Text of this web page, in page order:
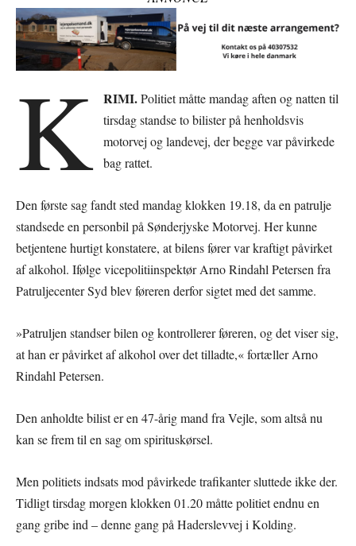
K RIMI.Politiet måtte mandag aften og natten til
tirsdag standse to bilister på henholdsvis
motorvej og landevej, der begge var påvirkede
bag rattet.
Den første sag fandt sted mandag klokken 19.18, da en patrulje
standsede en personbil på Sønderjyske Motorvej. Her kunne
betjentene hurtigt konstatere, at bilens fører var kraftigt påvirket
af alkohol. Ifølge vicepolitiinspektør Arno Rindahl Petersen fra
Patruljecenter Syd blev føreren derfor sigtet med det samme.
»Patruljen standser bilen og kontrollerer føreren, og det viser sig,
at han er påvirket af alkohol over det tilladte,« fortæller Arno
Rindahl Petersen.
Den anholdte bilist er en 47-årig mand fra Vejle, som altså nu
kan se frem til en sag om spirituskørsel.
Men politiets indsats mod påvirkede trafikanter sluttede ikke der.
Tidligt tirsdag morgen klokken 01.20 måtte politiet endnu en
gang gribe ind – denne gang på Haderslevvej i Kolding.